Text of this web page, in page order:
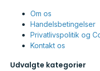
Om os
Handelsbetingelser
Privatlivspolitik og
Kontakt os
Udvalgte kategorier